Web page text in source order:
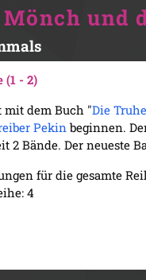
und
(1 - 2)
mit dem Buch "Die
Pekin beginnen.
2 Bände. Der neueste
für die gesamte
4